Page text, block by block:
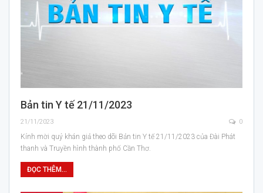
Bản tin Y tế 21/11/2023
21/11/2023 0
Kính mời quý khán giả theo dõi Bản tin Y tế 21/11/2023 của Đài Phát
thanh và Truyền hình thành phố Cần Thơ.
ĐỌC THÊM...